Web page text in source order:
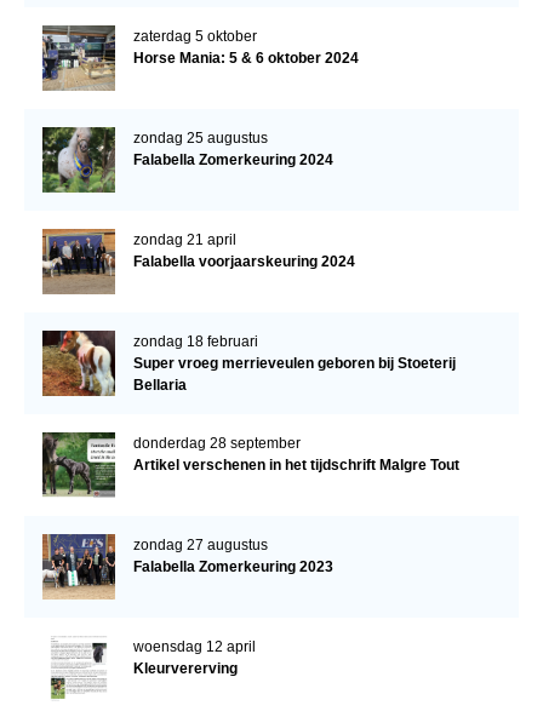
Downloads
Inloggen
zaterdag 5 oktober
Horse Mania: 5 & 6 oktober 2024
zondag 25 augustus
Falabella Zomerkeuring 2024
zondag 21 april
Falabella voorjaarskeuring 2024
zondag 18 februari
Super vroeg merrieveulen geboren bij Stoeterij
Bellaria
donderdag 28 september
Artikel verschenen in het tijdschrift Malgre Tout
zondag 27 augustus
Falabella Zomerkeuring 2023
woensdag 12 april
Kleurvererving